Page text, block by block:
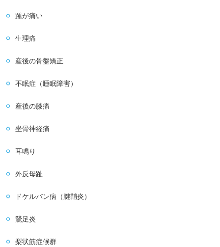
踵が痛い
生理痛
産後の骨盤矯正
不眠症（睡眠障害）
産後の膝痛
坐骨神経痛
耳鳴り
外反母趾
ドケルバン病（腱鞘炎）
鵞足炎
梨状筋症候群